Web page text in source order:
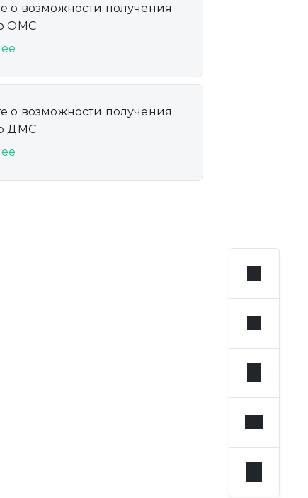
о возможности получения
ОМС
о возможности получения
ДМС